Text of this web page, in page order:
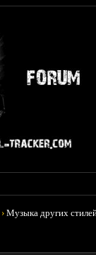
›Музыка других